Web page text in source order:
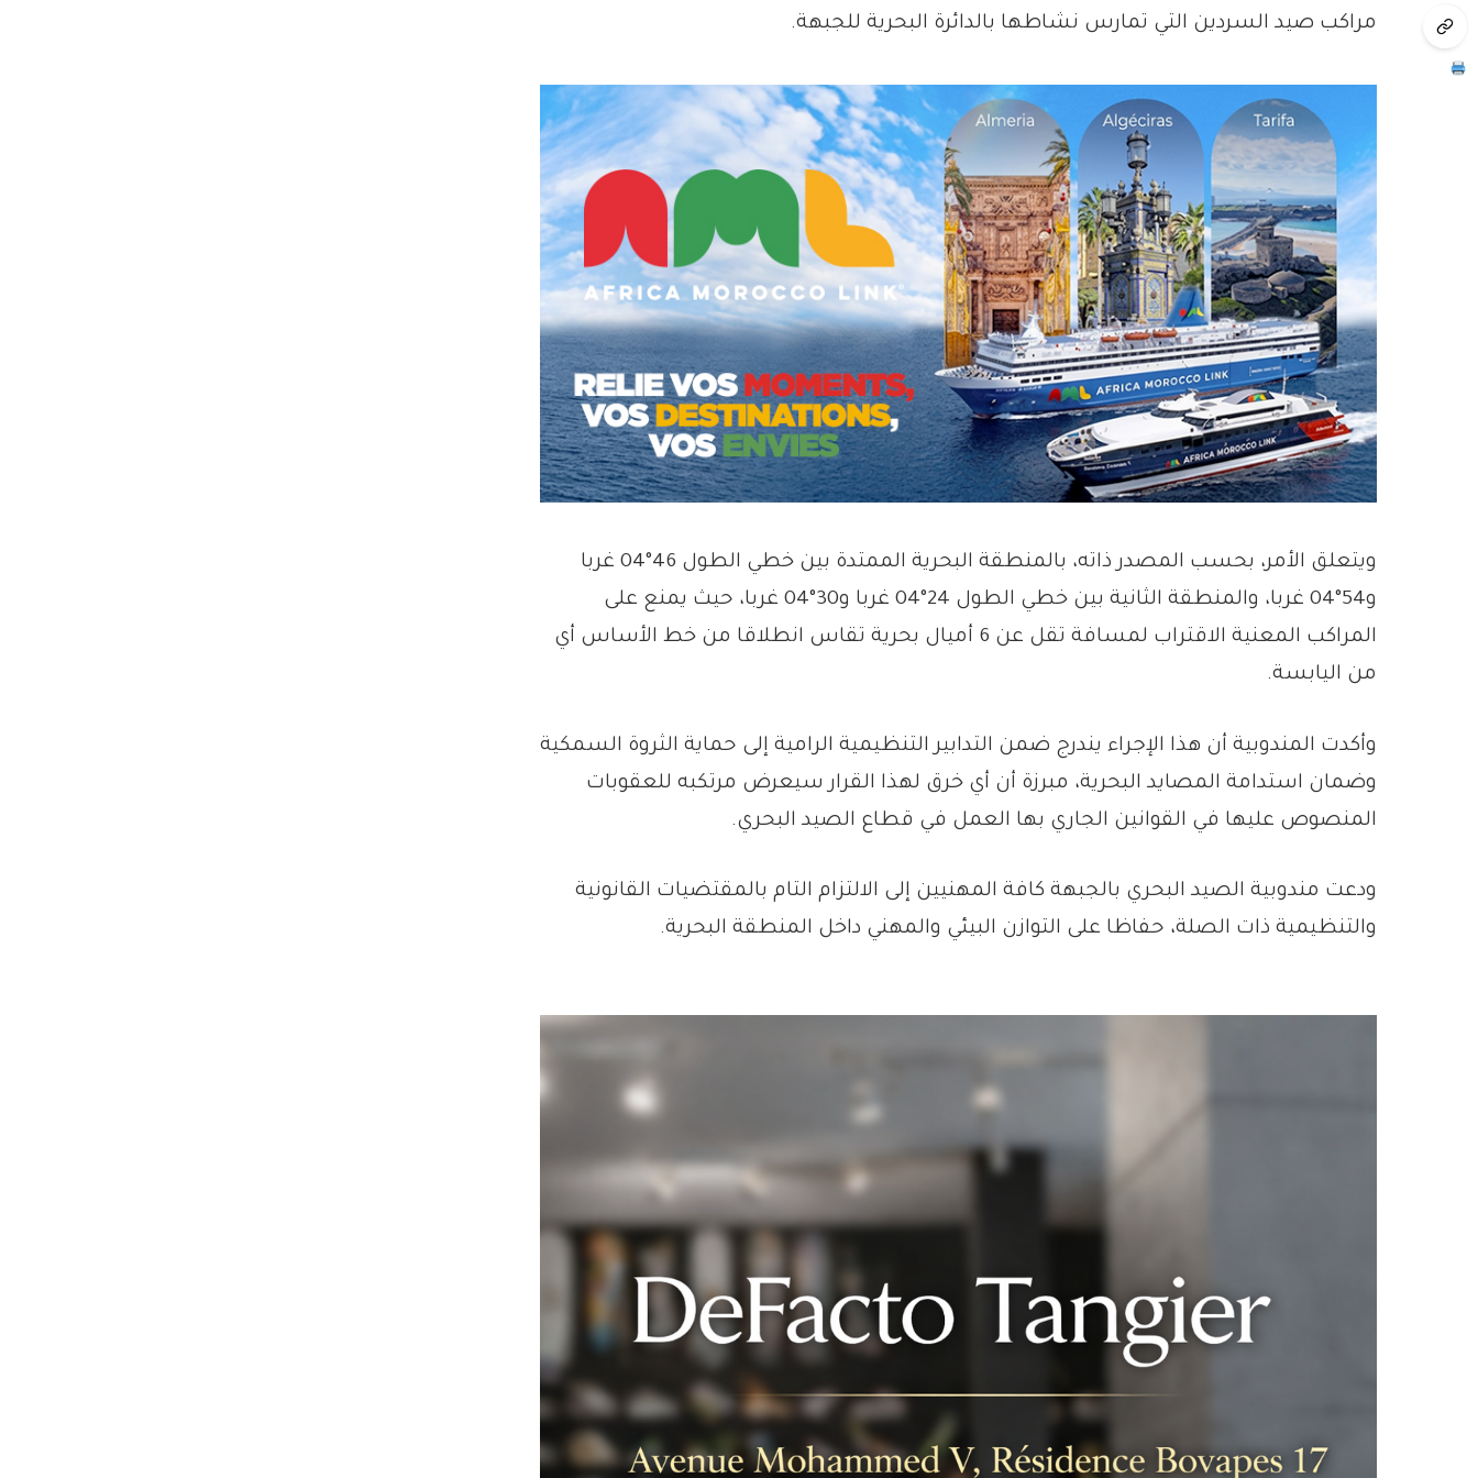
مراكب صيد السردين التي تمارس نشاطها بالدائرة البحرية للجبهة.
ويتعلق الأمر، بحسب المصدر ذاته، بالمنطقة البحرية الممتدة بين خطي الطول 46°04 غربا
و54°04 غربا، والمنطقة الثانية بين خطي الطول 24°04 غربا و30°04 غربا، حيث يمنع على
المراكب المعنية الاقتراب لمسافة تقل عن 6 أميال بحرية تقاس انطلاقا من خط الأساس أي
من اليابسة.
وأكدت المندوبية أن هذا الإجراء يندرج ضمن التدابير التنظيمية الرامية إلى حماية الثروة السمكية
وضمان استدامة المصايد البحرية، مبرزة أن أي خرق لهذا القرار سيعرض مرتكبه للعقوبات
المنصوص عليها في القوانين الجاري بها العمل في قطاع الصيد البحري.
ودعت مندوبية الصيد البحري بالجبهة كافة المهنيين إلى الالتزام التام بالمقتضيات القانونية
والتنظيمية ذات الصلة، حفاظا على التوازن البيئي والمهني داخل المنطقة البحرية.